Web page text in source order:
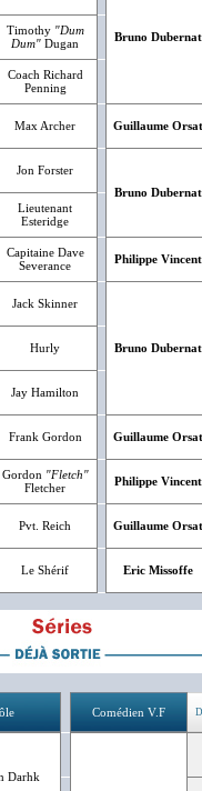
Bruno Dubernat
Timothy "Dum
Dum" Dugan
Coach Richard
Penning
Max Archer Guillaume Orsat
Jon Forster
Bruno Dubernat
Lieutenant
Esteridge
Capitaine Dave
Severance
Philippe Vincent
Jack Skinner
Bruno Dubernat
Hurly
Jay Hamilton
Frank Gordon Guillaume Orsat
Gordon "Fletch"
Fletcher
Philippe Vincent
Pvt. Reich Guillaume Orsat
Le Shérif Eric Missoffe
Comédien V.F
Darhk